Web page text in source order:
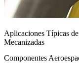
Aplicaciones Típicas
Mecanizadas
Componentes